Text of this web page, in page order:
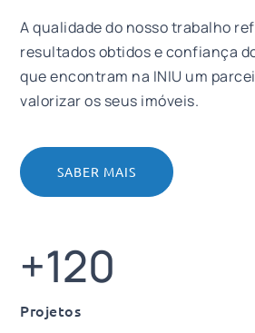
A qualidade do nosso trabalho
resultados obtidos e confiança
que encontram na INIU um
valorizar os seus imóveis.
SABER MAIS
+120
Projetos